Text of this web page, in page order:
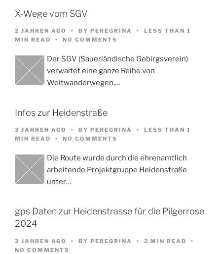
X-Wege vom SGV
2 JAHREN AGO BY PEREGRINA
LESS THAN 1
MIN READ
NO COMMENTS
Der SGV (Sauerländische Gebirgsverein)
verwaltet eine ganze Reihe von
Weitwanderwegen,…
Infos zur Heidenstraße
3 JAHREN AGO BY PEREGRINA
LESS THAN 1
MIN READ
NO COMMENTS
Die Route wurde durch die ehrenamtlich
arbeitende Projektgruppe Heidenstraße
unter…
gps Daten zur Heidenstrasse für die Pilgerrose
2024
3 JAHREN AGO BY PEREGRINA
2 MIN READ
NO COMMENTS